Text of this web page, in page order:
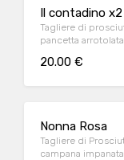
Il contadino x2
Tagliere di
pancetta
20.00 €
Nonna Rosa
Tagliere di
campana